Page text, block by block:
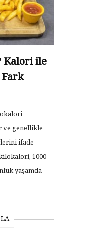
Kalori ile
ve genellikle
ifade
1000
yaşamda